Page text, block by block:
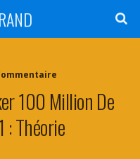
100 Million De
: Théorie